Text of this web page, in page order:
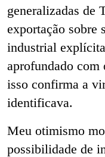
generalizadas de
exportação sobre
industrial
aprofundado com
isso confirma a
identificava.
Meu otimismo
possibilidade de